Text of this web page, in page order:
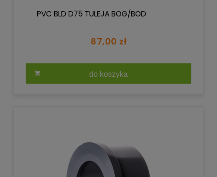
PVC BLD D75 TULEJA BOG/BOD
87,00 zł
do koszyka